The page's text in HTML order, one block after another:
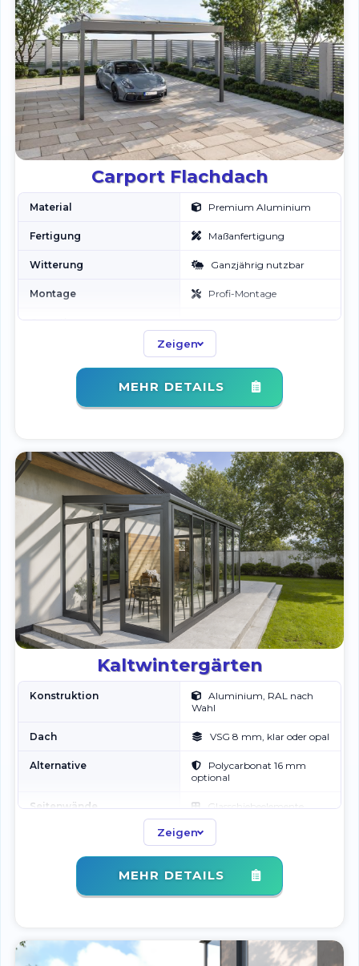
Carport Flachdach
Material Premium Aluminium
Fertigung Maßanfertigung
Witterung Ganzjährig nutzbar
Montage Profi-Montage
Garantie Langfristig
Zeigen
MEHR DETAILS
Kaltwintergärten
Konstruktion
Aluminium, RAL nach
Wahl
Dach VSG 8 mm, klar oder opal
Alternative
Polycarbonat 16 mm
optional
Seitenwände
Glasschiebeelemente,
flexibel
Windschutz, mehr
Saisonzeit
Erweiterung
Markise, LED, Zubehör
optional
Zeigen
MEHR DETAILS